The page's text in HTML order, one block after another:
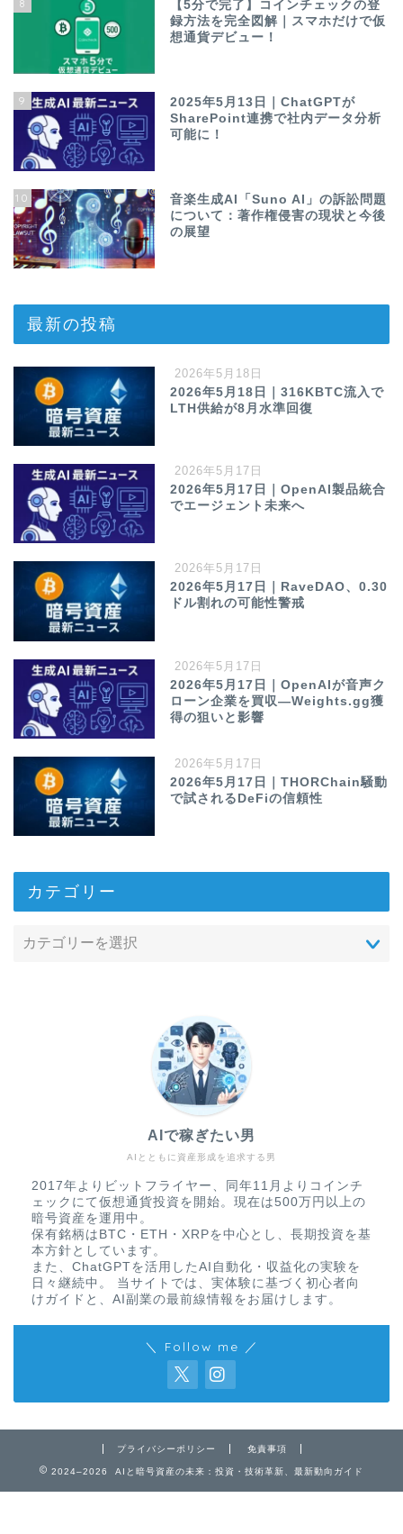
8
【5分で完了】コインチェックの登
録方法を完全図解｜スマホだけで仮
想通貨デビュー！
9
2025年5月13日｜ChatGPTが
SharePoint連携で社内データ分析
可能に！
10
音楽生成AI「Suno AI」の訴訟問題
について：著作権侵害の現状と今後
の展望
最新の投稿
2026年5月18日
2026年5月18日｜316KBTC流入で
LTH供給が8月水準回復
2026年5月17日
2026年5月17日｜OpenAI製品統合
でエージェント未来へ
2026年5月17日
2026年5月17日｜RaveDAO、0.30
ドル割れの可能性警戒
2026年5月17日
2026年5月17日｜OpenAIが音声ク
ローン企業を買収—Weights.gg獲
得の狙いと影響
2026年5月17日
2026年5月17日｜THORChain騒動
で試されるDeFiの信頼性
カテゴリー
AIとともに資産形成を追求する男
AIで稼ぎたい男
2017年よりビットフライヤー、同年11月よりコインチ
ェックにて仮想通貨投資を開始。現在は500万円以上の
暗号資産を運用中。
保有銘柄はBTC・ETH・XRPを中心とし、長期投資を基
本方針としています。
また、ChatGPTを活用したAI自動化・収益化の実験を
日々継続中。 当サイトでは、実体験に基づく初心者向
けガイドと、AI副業の最前線情報をお届けします。
＼ Follow me ／
プライバシーポリシー 免責事項
2024–2026 AIと暗号資産の未来：投資・技術革新、最新動向ガイド
免責事項